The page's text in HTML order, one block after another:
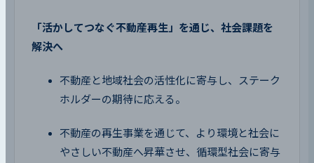
「活かしてつなぐ不動産再生」を通じ、社会課題を
解決へ
不動産と地域社会の活性化に寄与し、ステーク
ホルダーの期待に応える。
不動産の再生事業を通じて、より環境と社会に
やさしい不動産へ昇華させ、循環型社会に寄与